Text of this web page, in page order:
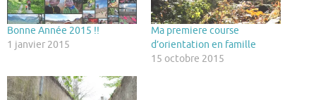
Bonne Année 2015 !!
1 janvier 2015
Ma premiere course
d’orientation en famille
15 octobre 2015